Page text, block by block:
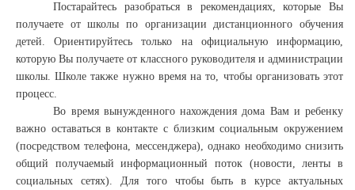
Постарайтесь разобраться в рекомендациях, которые Вы
получаете от школы по организации дистанционного обучения
детей. Ориентируйтесь только на официальную информацию,
которую Вы получаете от классного руководителя и администрации
школы. Школе также нужно время на то, чтобы организовать этот
процесс.
Во время вынужденного нахождения дома Вам и ребенку
важно оставаться в контакте с близким социальным окружением
(посредством телефона, мессенджера), однако необходимо снизить
общий получаемый информационный поток (новости, ленты в
социальных сетях). Для того чтобы быть в курсе актуальных